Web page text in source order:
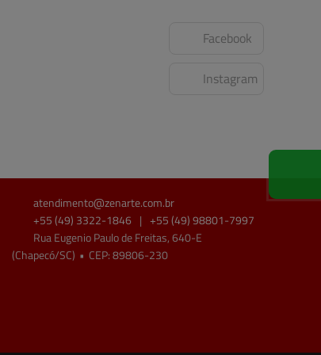
Facebook
Instagram
atendimento@zenarte.com.br
+55 (49) 3322-1846 | +55 (49) 98801-7997
Rua Eugenio Paulo de Freitas, 640-E
(Chapecó/SC) • CEP: 89806-230